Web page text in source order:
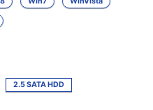
2.5 SATA HDD